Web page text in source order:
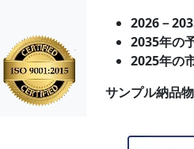
2026－
2035年の
2025年の
サンプル納品